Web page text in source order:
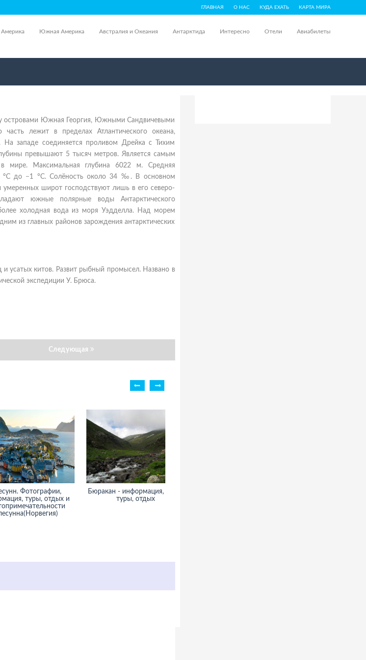
ГЛАВНАЯ О НАС КУДА ЕХАТЬ КАРТА МИРА
Америка Южная Америка Австралия и Океания Антарктида Интересно Отели Авиабилеты
Южная Георгия, Южными Сандвичевыми
лежит в пределах Атлантического океана,
западе соединяется проливом Дрейка с Тихим
превышают 5 тысяч метров. Является самым
мире. Максимальная глубина 6022 м. Средняя
°C до −1 °C. Солёность около 34 ‰. В основном
широт господствуют лишь в его северо-
южные полярные воды Антарктического
холодная вода из моря Уэдделла. Над морем
из главных районов зарождения антарктических
усатых китов. Развит рыбный промысел. Названо в
экспедиции У. Брюса.
Следующая
Фотографии,
туры, отдых и
Бюракан - информация, фото,
туры, отдых